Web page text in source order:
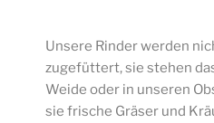
Unsere Rinder werden
zugefüttert, sie stehen
Weide oder in unseren
sie frische Gräser und